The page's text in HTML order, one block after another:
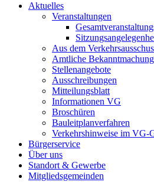
Aktuelles
Veranstaltungen
Aus dem
Amtliche
Stellenangebote
Ausschreibungen
Mitteilungsblatt
Informationen VG
Broschüren
Bauleitplanverfahren
Verkehrshinweise im VG-
Bürgerservice
Über uns
Standort & Gewerbe
Mitgliedsgemeinden